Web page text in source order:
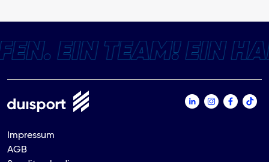
Impressum
AGB